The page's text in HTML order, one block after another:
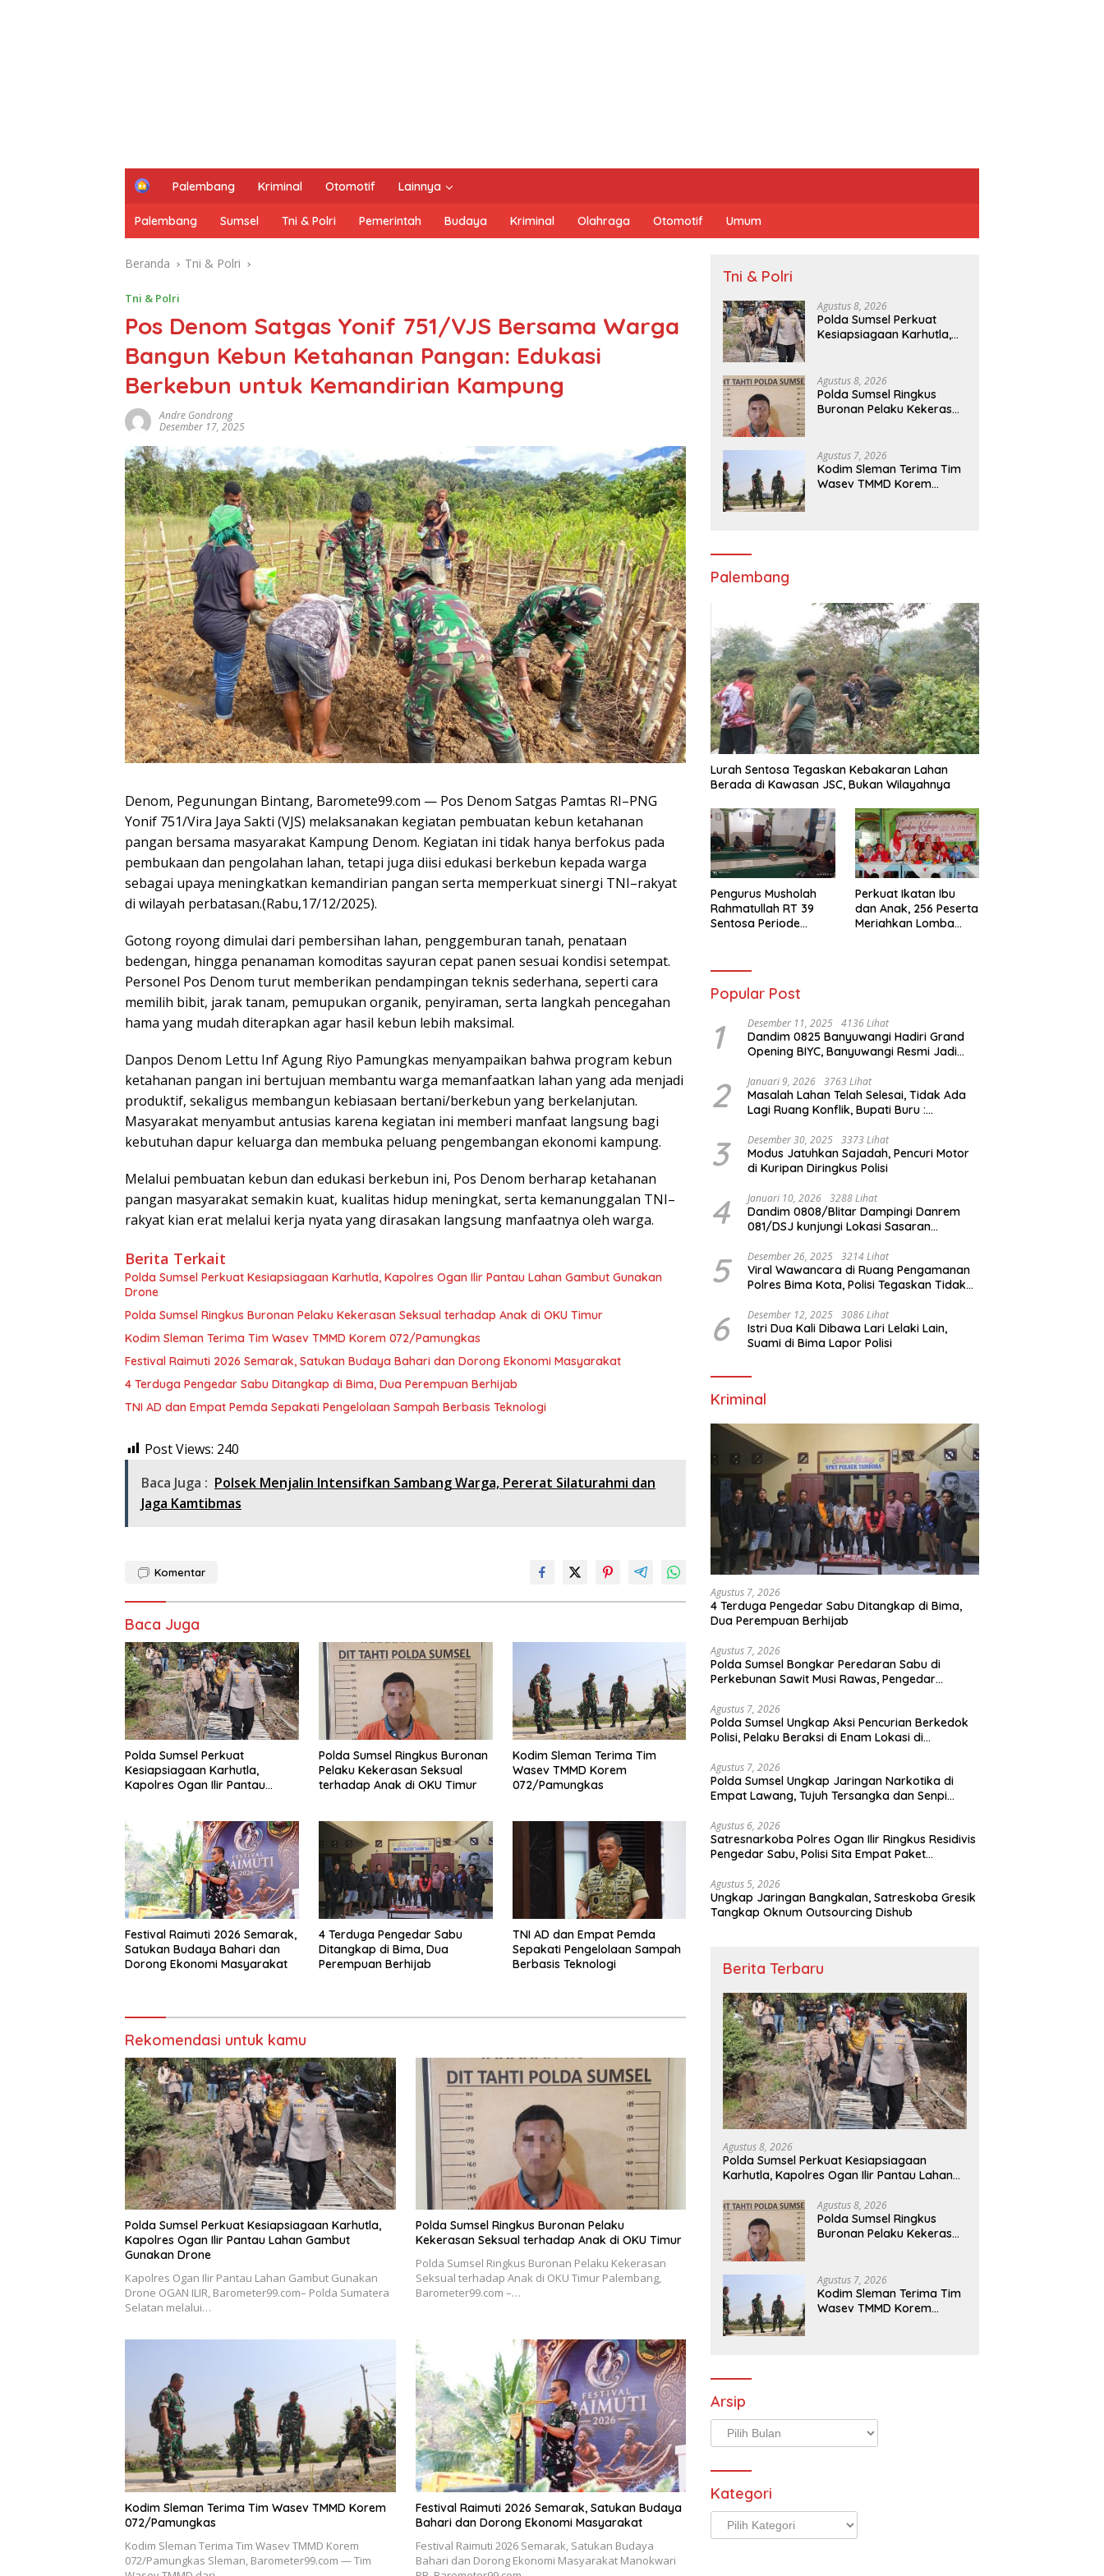
H
m
e
Palembang Kriminal Otomotif Lainnya
Palembang Sumsel Tni & Polri Pemerintah Budaya Kriminal Olahraga Otomotif Umum
Beranda Tni & Polri
Tni & Polri
Pos Denom Satgas Yonif 751/VJS Bersama Warga
Bangun Kebun Ketahanan Pangan: Edukasi
Berkebun untuk Kemandirian Kampung
Andre Gondrong
Desember 17, 2025
Denom, Pegunungan Bintang, Baromete99.com — Pos Denom Satgas Pamtas RI–PNG
Yonif 751/Vira Jaya Sakti (VJS) melaksanakan kegiatan pembuatan kebun ketahanan
pangan bersama masyarakat Kampung Denom. Kegiatan ini tidak hanya berfokus pada
pembukaan dan pengolahan lahan, tetapi juga diisi edukasi berkebun kepada warga
sebagai upaya meningkatkan kemandirian pangan serta memperkuat sinergi TNI–rakyat
di wilayah perbatasan.(Rabu,17/12/2025).
Gotong royong dimulai dari pembersihan lahan, penggemburan tanah, penataan
bedengan, hingga penanaman komoditas sayuran cepat panen sesuai kondisi setempat.
Personel Pos Denom turut memberikan pendampingan teknis sederhana, seperti cara
memilih bibit, jarak tanam, pemupukan organik, penyiraman, serta langkah pencegahan
hama yang mudah diterapkan agar hasil kebun lebih maksimal.
Danpos Denom Lettu Inf Agung Riyo Pamungkas menyampaikan bahwa program kebun
ketahanan pangan ini bertujuan membantu warga memanfaatkan lahan yang ada menjadi
produktif, sekaligus membangun kebiasaan bertani/berkebun yang berkelanjutan.
Masyarakat menyambut antusias karena kegiatan ini memberi manfaat langsung bagi
kebutuhan dapur keluarga dan membuka peluang pengembangan ekonomi kampung.
Melalui pembuatan kebun dan edukasi berkebun ini, Pos Denom berharap ketahanan
pangan masyarakat semakin kuat, kualitas hidup meningkat, serta kemanunggalan TNI–
rakyat kian erat melalui kerja nyata yang dirasakan langsung manfaatnya oleh warga.
Berita Terkait
Polda Sumsel Perkuat Kesiapsiagaan Karhutla, Kapolres Ogan Ilir Pantau Lahan Gambut Gunakan
Drone
Polda Sumsel Ringkus Buronan Pelaku Kekerasan Seksual terhadap Anak di OKU Timur
Kodim Sleman Terima Tim Wasev TMMD Korem 072/Pamungkas
Festival Raimuti 2026 Semarak, Satukan Budaya Bahari dan Dorong Ekonomi Masyarakat
4 Terduga Pengedar Sabu Ditangkap di Bima, Dua Perempuan Berhijab
TNI AD dan Empat Pemda Sepakati Pengelolaan Sampah Berbasis Teknologi
Post Views: 240
Baca Juga : Polsek Menjalin Intensifkan Sambang Warga, Pererat Silaturahmi dan
Jaga Kamtibmas
Komentar
Baca Juga
Polda Sumsel Perkuat
Kesiapsiagaan Karhutla,
Kapolres Ogan Ilir Pantau
Polda Sumsel Ringkus Buronan
Pelaku Kekerasan Seksual
terhadap Anak di OKU Timur
Kodim Sleman Terima Tim
Wasev TMMD Korem
072/Pamungkas
Festival Raimuti 2026 Semarak,
Satukan Budaya Bahari dan
Dorong Ekonomi Masyarakat
4 Terduga Pengedar Sabu
Ditangkap di Bima, Dua
Perempuan Berhijab
TNI AD dan Empat Pemda
Sepakati Pengelolaan Sampah
Berbasis Teknologi
Rekomendasi untuk kamu
Polda Sumsel Perkuat Kesiapsiagaan Karhutla,
Kapolres Ogan Ilir Pantau Lahan Gambut
Gunakan Drone
Kapolres Ogan Ilir Pantau Lahan Gambut Gunakan
Drone OGAN ILIR, Barometer99.com– Polda Sumatera
Selatan melalui…
Polda Sumsel Ringkus Buronan Pelaku
Kekerasan Seksual terhadap Anak di OKU Timur
Polda Sumsel Ringkus Buronan Pelaku Kekerasan
Seksual terhadap Anak di OKU Timur Palembang,
Barometer99.com –…
Kodim Sleman Terima Tim Wasev TMMD Korem
072/Pamungkas
Kodim Sleman Terima Tim Wasev TMMD Korem
072/Pamungkas Sleman, Barometer99.com — Tim
Festival Raimuti 2026 Semarak, Satukan Budaya
Bahari dan Dorong Ekonomi Masyarakat
Festival Raimuti 2026 Semarak, Satukan Budaya
Bahari dan Dorong Ekonomi Masyarakat Manokwari
Tni & Polri
Agustus 8, 2026
Polda Sumsel Perkuat
Kesiapsiagaan Karhutla,
Drone
Agustus 8, 2026
Polda Sumsel Ringkus
Buronan Pelaku Kekerasan
Agustus 7, 2026
Kodim Sleman Terima Tim
Wasev TMMD Korem
Palembang
Lurah Sentosa Tegaskan Kebakaran Lahan
Berada di Kawasan JSC, Bukan Wilayahnya
Pengurus Musholah
Rahmatullah RT 39
Sentosa Periode
Perkuat Ikatan Ibu
dan Anak, 256 Peserta
Meriahkan Lomba
Popular Post
1 Desember 11, 2025 4136 Lihat
Dandim 0825 Banyuwangi Hadiri Grand
Opening BIYC, Banyuwangi Resmi Jadi
2 Januari 9, 2026 3763 Lihat
Masalah Lahan Telah Selesai, Tidak Ada
Lagi Ruang Konflik, Bupati Buru :
Januari 2026
3 Desember 30, 2025 3373 Lihat
Modus Jatuhkan Sajadah, Pencuri Motor
di Kuripan Diringkus Polisi
4 Januari 10, 2026 3288 Lihat
Dandim 0808/Blitar Dampingi Danrem
081/DSJ kunjungi Lokasi Sasaran
Blitar
5 Desember 26, 2025 3214 Lihat
Viral Wawancara di Ruang Pengamanan
Polres Bima Kota, Polisi Tegaskan Tidak
6 Desember 12, 2025 3086 Lihat
Istri Dua Kali Dibawa Lari Lelaki Lain,
Suami di Bima Lapor Polisi
Kriminal
Agustus 7, 2026
4 Terduga Pengedar Sabu Ditangkap di Bima,
Dua Perempuan Berhijab
Agustus 7, 2026
Polda Sumsel Bongkar Peredaran Sabu di
Perkebunan Sawit Musi Rawas, Pengedar
Timbangan Digital
Agustus 7, 2026
Polda Sumsel Ungkap Aksi Pencurian Berkedok
Polisi, Pelaku Beraksi di Enam Lokasi di
Agustus 7, 2026
Polda Sumsel Ungkap Jaringan Narkotika di
Empat Lawang, Tujuh Tersangka dan Senpi
Agustus 6, 2026
Satresnarkoba Polres Ogan Ilir Ringkus Residivis
Pengedar Sabu, Polisi Sita Empat Paket
Agustus 5, 2026
Ungkap Jaringan Bangkalan, Satreskoba Gresik
Tangkap Oknum Outsourcing Dishub
Berita Terbaru
Agustus 8, 2026
Polda Sumsel Perkuat Kesiapsiagaan
Karhutla, Kapolres Ogan Ilir Pantau Lahan
Agustus 8, 2026
Polda Sumsel Ringkus
Buronan Pelaku Kekerasan
Agustus 7, 2026
Kodim Sleman Terima Tim
Wasev TMMD Korem
Arsip
Arsip
Kategori
Kategori